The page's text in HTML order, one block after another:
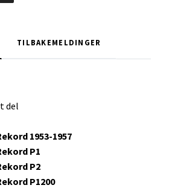
TILBAKEMELDINGER
del
1953-1957
P1
P2
P1200